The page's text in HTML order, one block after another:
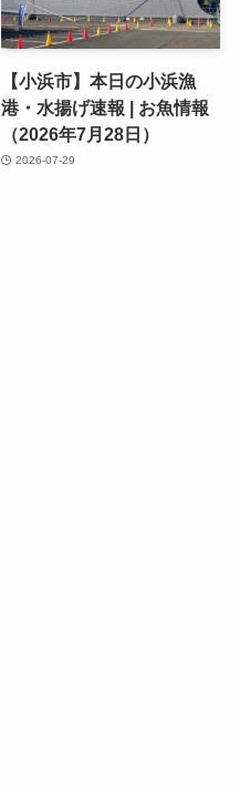
【小浜市】本日の小浜漁
港・水揚げ速報 | お魚情報
（2026年7月28日）
2026-07-29